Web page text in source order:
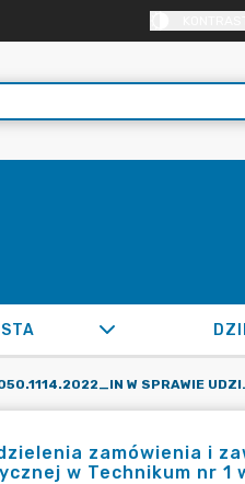
OR.0050.1114.2022_IN W SPRAWIE
zamówienia i
w Technikum nr 1